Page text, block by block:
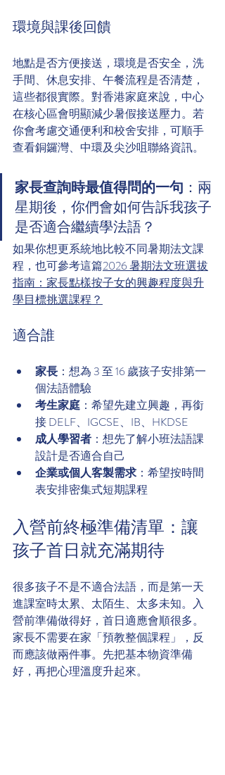
環境與課後回饋
地點是否方便接送，環境是否安全，洗
手間、休息安排、午餐流程是否清楚，
這些都很實際。對香港家庭來說，中心
在核心區會明顯減少暑假接送壓力。若
你會考慮交通便利和校舍安排，可順手
查看銅鑼灣、中環及尖沙咀聯絡資訊。
家長查詢時最值得問的一句 ：兩
星期後，你們會如何告訴我孩子
是否適合繼續學法語？
如果你想更系統地比較不同暑期法文課
程，也可參考這篇2026 暑期法文班選拔
指南：家長點樣按子女的興趣程度與升
學目標挑選課程？
適合誰
家長 ：想為 3 至 16 歲孩子安排第一
個法語體驗
考生家庭 ：希望先建立興趣，再銜
接 DELF、IGCSE、IB、HKDSE
成人學習者 ：想先了解小班法語課
設計是否適合自己
企業或個人客製需求 ：希望按時間
表安排密集式短期課程
入營前終極準備清單：讓
孩子首日就充滿期待
很多孩子不是不適合法語，而是第一天
進課室時太累、太陌生、太多未知。入
營前準備做得好，首日適應會順很多。
家長不需要在家「預教整個課程」，反
而應該做兩件事。先把基本物資準備
好，再把心理溫度升起來。